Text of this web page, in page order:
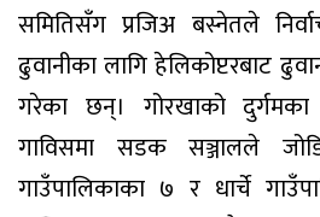
समितिसँग प्रजिअ बस्नेतले
ढुवानीका लागि हेलिकोप्टरबाट
गरेका छन्। गोरखाको
गाविसमा सडक सञ्जालले
गाउँपालिकाका ७ र धार्चे